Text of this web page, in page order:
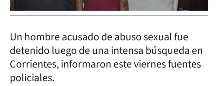
Un hombre acusado de abuso sexual fue
detenido luego de una intensa búsqueda en
Corrientes, informaron este viernes fuentes
policiales.